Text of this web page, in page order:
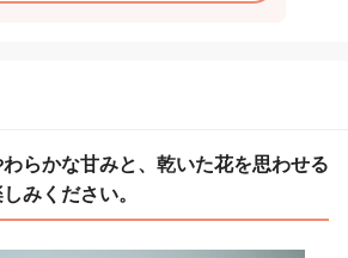
らかな甘みと、乾いた花を思わせる
みください。